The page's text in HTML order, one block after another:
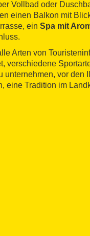
Vollbad oder
einen Balkon mit
ein Spa mit
Arten von
verschiedene
unternehmen, vor den
eine Tradition im